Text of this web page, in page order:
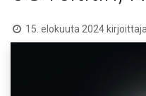
15. elokuuta 2024 kirjoittaja